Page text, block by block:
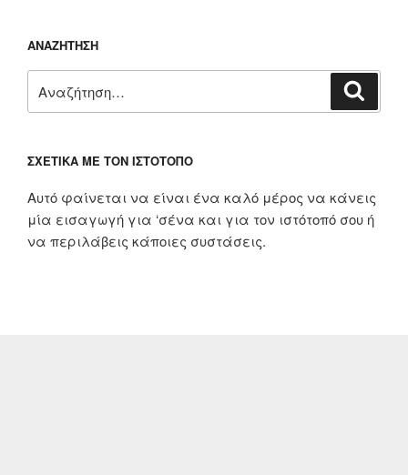
ΑΝΑΖΉΤΗΣΗ
για:
ΣΧΕΤΙΚΆ ΜΕ ΤΟΝ ΙΣΤΌΤΟΠΟ
Αυτό φαίνεται να είναι ένα καλό μέρος να κάνεις
μία εισαγωγή για ‘σένα και για τον ιστότοπό σου ή
να περιλάβεις κάποιες συστάσεις.